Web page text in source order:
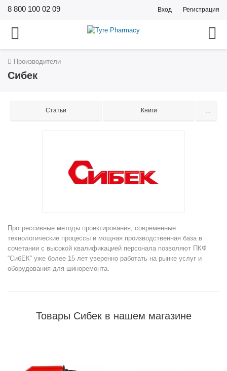
8 800 100 02 09 Вход Регистрация
Производители
Сибек
Статьи Книги ...
Прогрессивные методы проектирования, современные
технологические процессы и мощная производственная база в
сочетании с высокой квалификацией персонала позволяют ПКФ
“СибЕК” уже более 15 лет уверенно работать на рынке услуг и
оборудования для шиноремонта.
Товары Сибек в нашем магазине